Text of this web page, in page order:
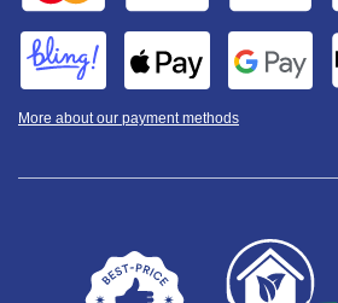
More about our payment methods